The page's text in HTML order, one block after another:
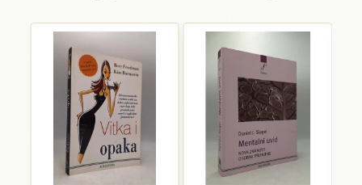
E-mail se ne prikazuje javno.
Ocjena *
Komentar *